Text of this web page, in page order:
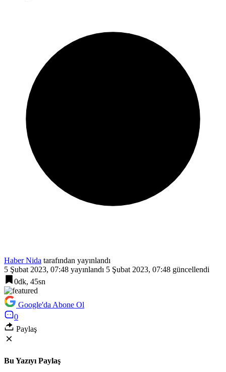
Haber Nida tarafından yayınlandı
5 Şubat 2023, 07:48 yayınlandı 5 Şubat 2023, 07:48 güncellendi
0dk, 45sn
Google'da Abone Ol
0
Paylaş
Bu Yazıyı Paylaş